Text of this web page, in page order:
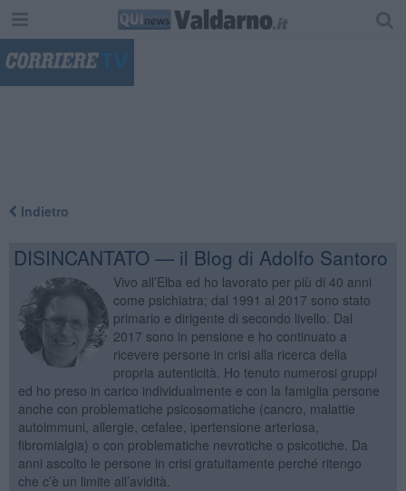
Indietro
DISINCANTATO — il Blog di Adolfo Santoro
Vivo all’Elba ed ho lavorato per più di 40 anni
come psichiatra; dal 1991 al 2017 sono stato
primario e dirigente di secondo livello. Dal
2017 sono in pensione e ho continuato a
ricevere persone in crisi alla ricerca della
propria autenticità. Ho tenuto numerosi gruppi
ed ho preso in carico individualmente e con la famiglia persone
anche con problematiche psicosomatiche (cancro, malattie
autoimmuni, allergie, cefalee, ipertensione arteriosa,
fibromialgia) o con problematiche nevrotiche o psicotiche. Da
anni ascolto le persone in crisi gratuitamente perché ritengo
che c’è un limite all’avidità.